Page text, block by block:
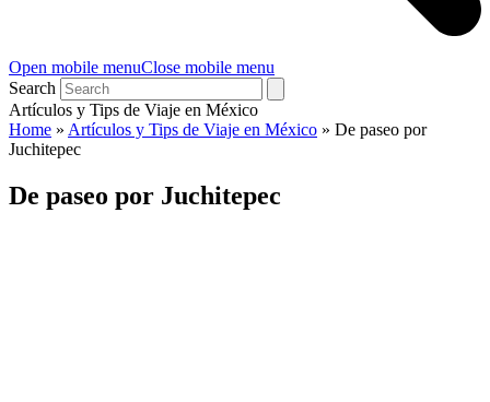
Open mobile menuClose mobile menu
Search
Artículos y Tips de Viaje en México
Home » Artículos y Tips de Viaje en México » De paseo por
Juchitepec
De paseo por Juchitepec